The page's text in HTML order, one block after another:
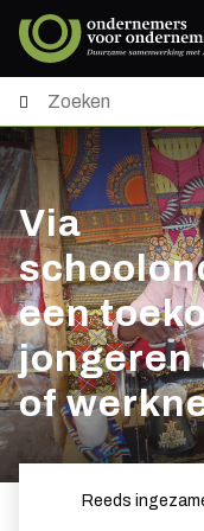
Via
een
jongeren
of
Reeds